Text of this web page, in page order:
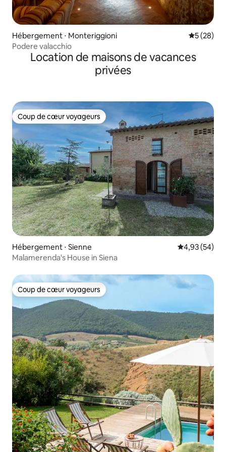
Hébergement ⋅ Monteriggioni
5 (28)
Podere valacchio
Location de maisons de vacances
privées
Coup de cœur voyageurs
Coup de cœur voyageurs
Hébergement ⋅ Sienne Évaluation
4,93 (54)
Malamerenda's House in Siena
Coup de cœur voyageurs
Coup de cœur voyageurs